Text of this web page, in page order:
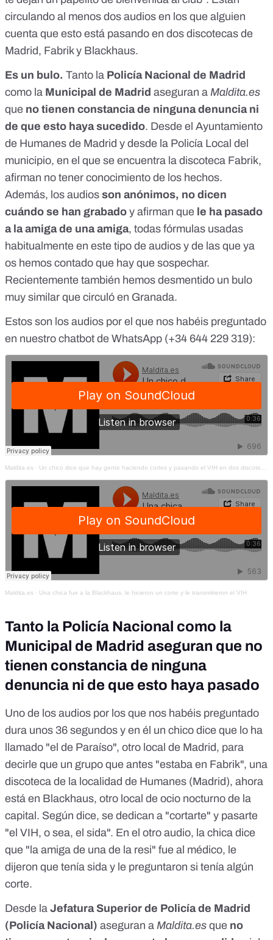
circulando al menos dos audios en los que alguien
cuenta que esto está pasando en dos discotecas de
Madrid, Fabrik y Blackhaus.
Es un bulo. Tanto la Policía Nacional de Madrid
como la Municipal de Madrid aseguran a Maldita.es
que no tienen constancia de ninguna denuncia ni
de que esto haya sucedido. Desde el Ayuntamiento
de Humanes de Madrid y desde la Policía Local del
municipio, en el que se encuentra la discoteca Fabrik,
afirman no tener conocimiento de los hechos.
Además, los audios son anónimos, no dicen
cuándo se han grabado y afirman que le ha pasado
a la amiga de una amiga, todas fórmulas usadas
habitualmente en este tipo de audios y de las que ya
os hemos contado que hay que sospechar.
Recientemente también hemos desmentido un bulo
muy similar que circuló en Granada.
Estos son los audios por el que nos habéis preguntado
en nuestro chatbot de WhatsApp (+34 644 229 319):
Maldita.es · Un chico dice que hay gente haciendo cortes y pasando el VIH en dos discotecas de Madrid
Maldita.es · Una chica fue a la Blackhaus, le hicieron un corte y le transmitieron el VIH
Tanto la Policía Nacional como la
Municipal de Madrid aseguran que no
tienen constancia de ninguna
denuncia ni de que esto haya pasado
Uno de los audios por los que nos habéis preguntado
dura unos 36 segundos y en él un chico dice que lo ha
llamado "el de Paraíso", otro local de Madrid, para
decirle que un grupo que antes "estaba en Fabrik", una
discoteca de la localidad de Humanes (Madrid), ahora
está en Blackhaus, otro local de ocio nocturno de la
capital. Según dice, se dedican a "cortarte" y pasarte
"el VIH, o sea, el sida". En el otro audio, la chica dice
que "la amiga de una de la resi" fue al médico, le
dijeron que tenía sida y le preguntaron si tenía algún
corte.
Desde la Jefatura Superior de Policía de Madrid
(Policía Nacional) aseguran a Maldita.es que no